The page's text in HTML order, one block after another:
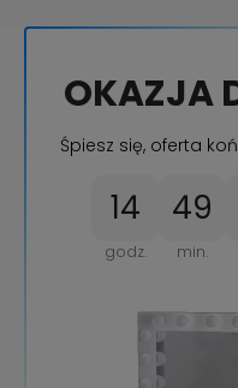
OKAZJA
Śpiesz się, oferta
14
godz.
49
min.